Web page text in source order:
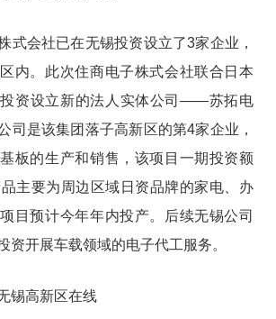
式会社已在无锡投资设立了3家企业，
内。此次住商电子株式会社联合日本
资设立新的法人实体公司——苏拓电
司是该集团落子高新区的第4家企业，
板的生产和销售，该项目一期投资额
主要为周边区域日资品牌的家电、办
目预计今年年内投产。后续无锡公司
资开展车载领域的电子代工服务。
锡高新区在线